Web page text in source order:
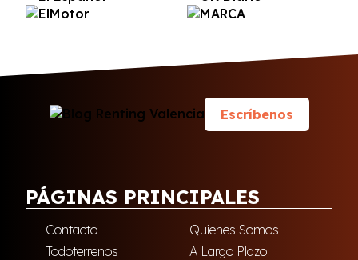
Escríbenos
PÁGINAS PRINCIPALES
Contacto
Quienes Somos
Todoterrenos
A Largo Plazo